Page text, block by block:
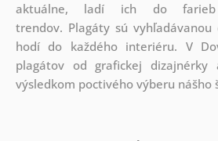
aktuálne, ladí ich do farieb
trendov. Plagáty sú
hodí do každého interiéru. V
plagátov od grafickej
výsledkom poctivého výberu nášho